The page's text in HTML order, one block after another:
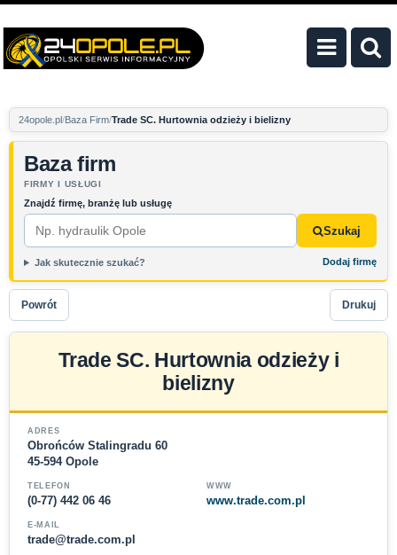
24opole.pl Baza Firm Trade SC. Hurtownia odzieży i bielizny
Baza firm
FIRMY I USŁUGI
Znajdź firmę, branżę lub usługę
Szukaj
Jak skutecznie szukać? Dodaj firmę
Powrót Drukuj
Trade SC. Hurtownia odzieży i
bielizny
ADRES
Obrońców Stalingradu 60
45-594 Opole
TELEFON
(0-77) 442 06 46
WWW
www.trade.com.pl
E-MAIL
trade@trade.com.pl